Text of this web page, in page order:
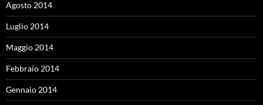
Agosto 2014
Luglio 2014
Maggio 2014
Febbraio 2014
Gennaio 2014